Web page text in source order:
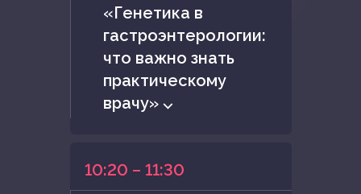
«Генетика в
гастроэнтерологии:
что важно знать
практическому
врачу» ⌵
10:20 – 11:30